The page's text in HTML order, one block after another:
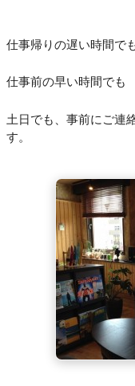
仕事帰りの遅い時間で
仕事前の早い時間でも
土日でも、事前にご連
す。